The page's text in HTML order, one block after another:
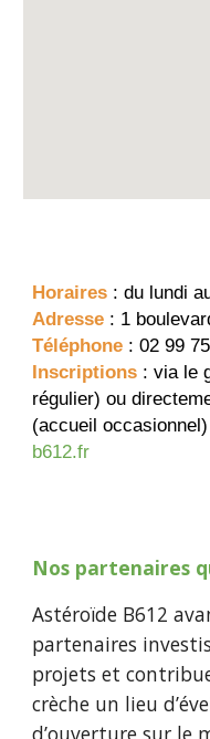
Horaires : du lundi
Adresse : 1
Téléphone : 02 99
Inscriptions : via le
régulier) ou
(accueil
b612.fr
Nos partenaires
Astéroïde B612
partenaires
projets et
crèche un lieu
d’ouverture sur le